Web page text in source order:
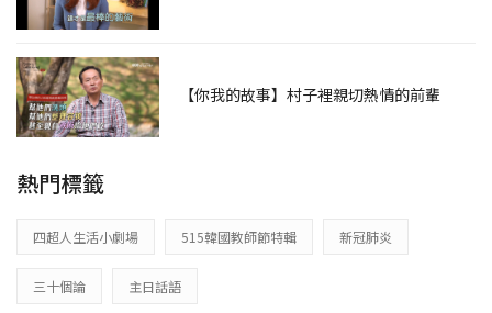
【你我的故事】村子裡親切熱情的前輩
熱門標籤
四超人生活小劇場 515韓國教師節特輯 新冠肺炎
三十個論 主日話語